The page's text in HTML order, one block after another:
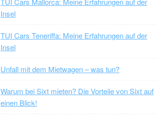
Insel
TUI Cars Teneriffa: Meine Erfahrungen auf der
Insel
Unfall mit dem Mietwagen – was tun?
Warum bei Sixt mieten? Die Vorteile von Sixt auf
einen Blick!